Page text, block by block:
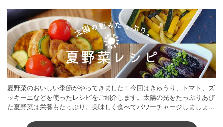
夏野菜のおいしい季節がやってきました！今回はきゅうり、トマト、ズ
ッキーニなどを使ったレシピをご紹介します。太陽の光をたっぷりあび
た夏野菜は栄養もたっぷり。美味しく食べてパワーチャージしましょう